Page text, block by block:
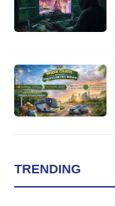
TRENDING